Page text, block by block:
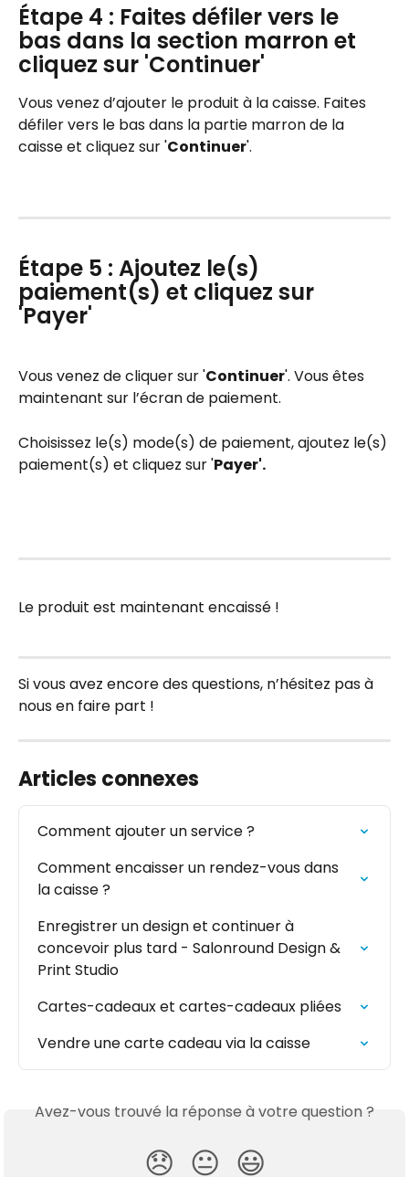
Étape 4 : Faites défiler vers le
bas dans la section marron et
cliquez sur 'Continuer'
Vous venez d’ajouter le produit à la caisse. Faites
défiler vers le bas dans la partie marron de la
caisse et cliquez sur 'Continuer'.
Étape 5 : Ajoutez le(s)
paiement(s) et cliquez sur
'Payer'
Vous venez de cliquer sur 'Continuer'. Vous êtes
maintenant sur l’écran de paiement.
Choisissez le(s) mode(s) de paiement, ajoutez le(s)
paiement(s) et cliquez sur 'Payer'.
Le produit est maintenant encaissé !
Si vous avez encore des questions, n’hésitez pas à
nous en faire part !
Articles connexes
Comment ajouter un service ?
Comment encaisser un rendez-vous dans
la caisse ?
Enregistrer un design et continuer à
concevoir plus tard - Salonround Design &
Print Studio
Cartes-cadeaux et cartes-cadeaux pliées
Vendre une carte cadeau via la caisse
Avez-vous trouvé la réponse à votre question ?
😞 😐 😃